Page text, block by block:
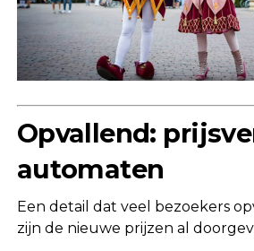
Opvallend:
automaten
Een detail dat veel bezoekers
zijn de nieuwe prijzen al